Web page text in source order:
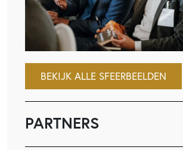
BEKIJK ALLE SFEERBEELDEN
PARTNERS